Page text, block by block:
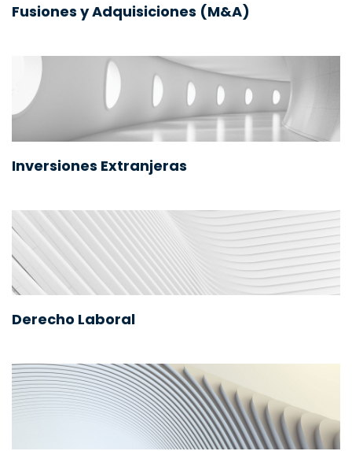
Fusiones y Adquisiciones (M&A)
Inversiones Extranjeras
Derecho Laboral